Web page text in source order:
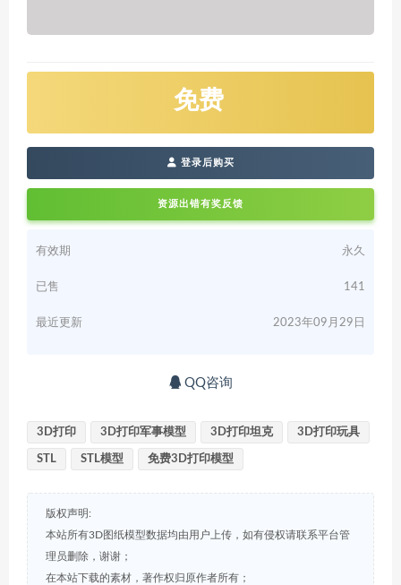
免费
登录后购买
资源出错有奖反馈
有效期 永久
已售 141
最近更新 2023年09月29日
QQ咨询
3D打印 3D打印军事模型 3D打印坦克 3D打印玩具
STL STL模型 免费3D打印模型
版权声明:
本站所有3D图纸模型数据均由用户上传，如有侵权请联系平台管
理员删除，谢谢；
在本站下载的素材，著作权归原作者所有；